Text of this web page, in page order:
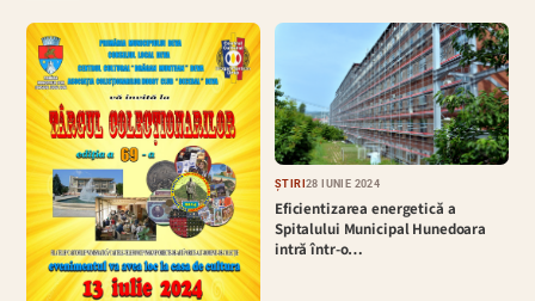
ȘTIRI28 IUNIE 2024
Eficientizarea energetică a
Spitalului Municipal Hunedoara
intră într-o…